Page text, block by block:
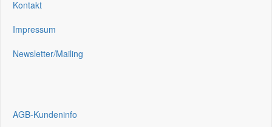
Kontakt
Impressum
Newsletter/Mailing
AGB-Kundeninfo